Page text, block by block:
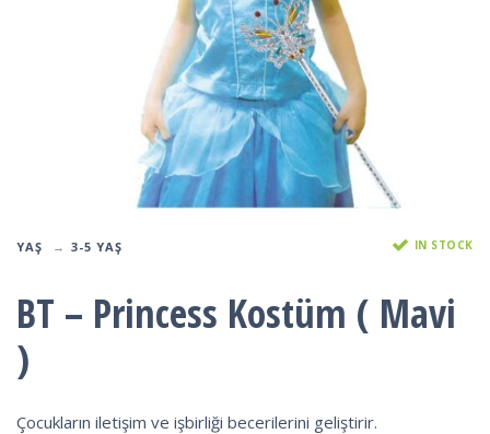
YAŞ 3-5 YAŞ IN STOCK
BT – Princess Kostüm ( Mavi
)
Çocukların iletişim ve işbirliği becerilerini geliştirir.